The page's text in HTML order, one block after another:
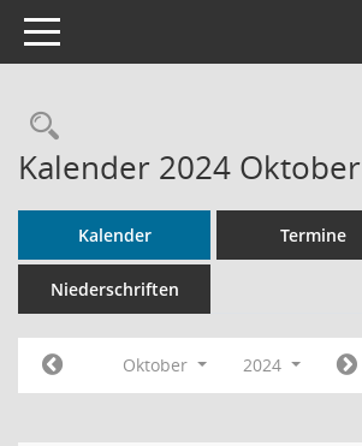
Toggle navigation
Rechercheauswahl
Kalender 2024 Oktober
Kalender Termine
Niederschriften
Oktober 2024